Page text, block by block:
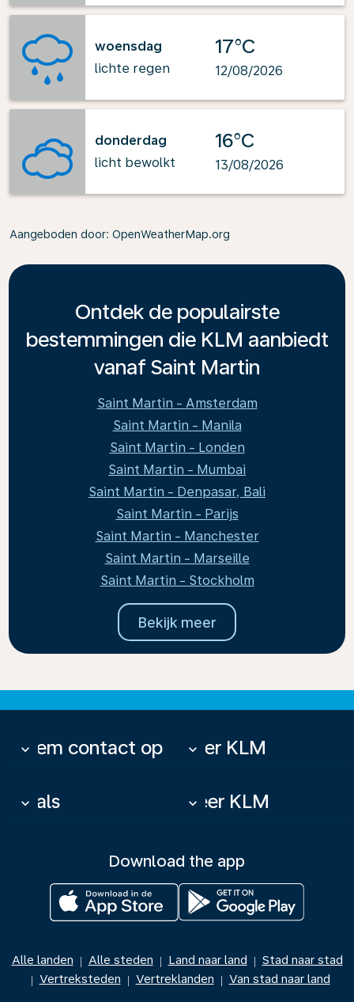
woensdag
lichte regen
17°C
12/08/2026
donderdag
licht bewolkt
16°C
13/08/2026
Aangeboden door: OpenWeatherMap.org
Ontdek de populairste
bestemmingen die KLM aanbiedt
vanaf Saint Martin
Saint Martin - Amsterdam
Saint Martin - Manila
Saint Martin - Londen
Saint Martin - Mumbai
Saint Martin - Denpasar, Bali
Saint Martin - Parijs
Saint Martin - Manchester
Saint Martin - Marseille
Saint Martin - Stockholm
Bekijk meer
Neem contact op
keyboard_arrow_down Over KLM
keyboard_arrow_down
Deals
keyboard_arrow_down Meer KLM
keyboard_arrow_down
Download the app
Alle landen | Alle steden | Land naar land | Stad naar stad
| Vertreksteden | Vertreklanden | Van stad naar land